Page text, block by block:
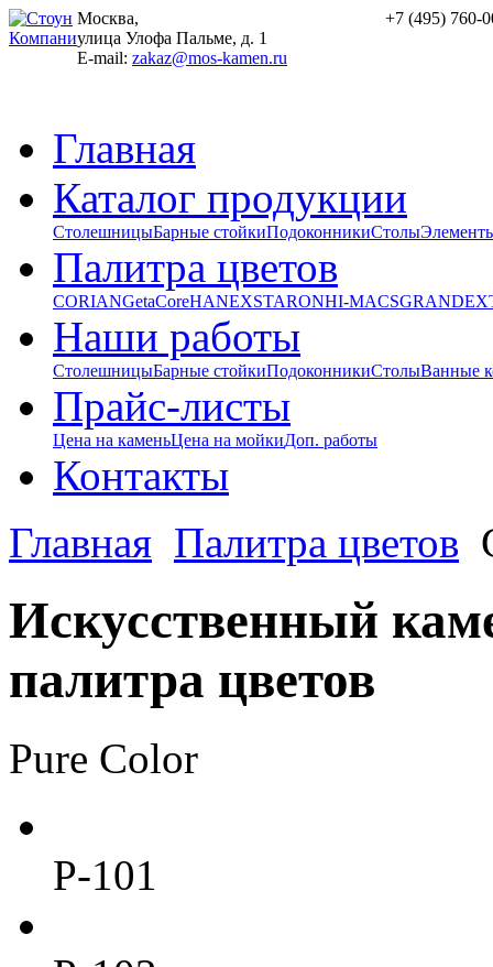
Москва,
улица Улофа Пальме, д. 1
E-mail: zakaz@mos-kamen.ru
+7 (495) 760-
Главная
Каталог продукции
СтолешницыБарные стойкиПодоконникиСтолы
Палитра цветов
CORIANGetaCoreHANEXSTARONHI-MACSGRANDEX
Наши работы
СтолешницыБарные стойкиПодоконникиСтолыВанные
Прайс-листы
Цена на каменьЦена на мойкиДоп. работы
Контакты
Главная Палитра цветов
Искусственный
палитра цветов
Pure Color
P-101